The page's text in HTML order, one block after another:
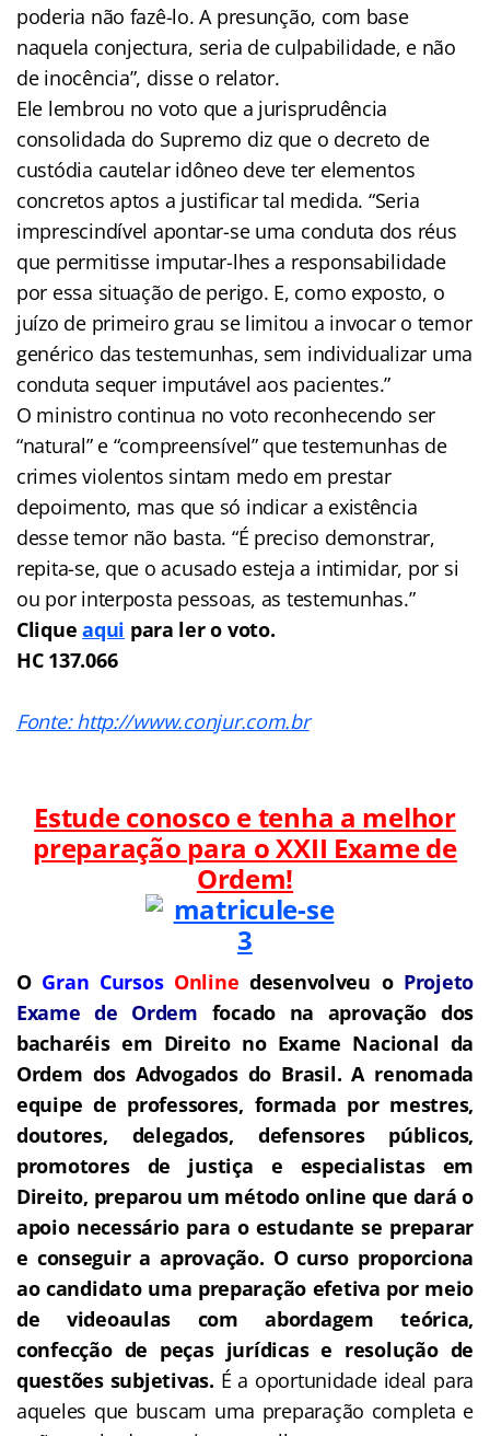
poderia não fazê-lo. A presunção, com base
naquela conjectura, seria de culpabilidade, e não
de inocência”, disse o relator.
Ele lembrou no voto que a jurisprudência
consolidada do Supremo diz que o decreto de
custódia cautelar idôneo deve ter elementos
concretos aptos a justificar tal medida. “Seria
imprescindível apontar-se uma conduta dos réus
que permitisse imputar-lhes a responsabilidade
por essa situação de perigo. E, como exposto, o
juízo de primeiro grau se limitou a invocar o temor
genérico das testemunhas, sem individualizar uma
conduta sequer imputável aos pacientes.”
O ministro continua no voto reconhecendo ser
“natural” e “compreensível” que testemunhas de
crimes violentos sintam medo em prestar
depoimento, mas que só indicar a existência
desse temor não basta. “É preciso demonstrar,
repita-se, que o acusado esteja a intimidar, por si
ou por interposta pessoas, as testemunhas.”
Cliqueaqui para ler o voto.
HC 137.066
Fonte: http://www.conjur.com.br
Estude conosco e tenha a melhor
preparação para oXXII Exame de
Ordem!
O Gran Cursos Online desenvolveu o Projeto
Exame de Ordem focado na aprovação dos
bacharéis em Direito no Exame Nacional da
Ordem dos Advogados do Brasil. A renomada
equipe de professores, formada por mestres,
doutores, delegados, defensores públicos,
promotores de justiça e especialistas em
Direito, preparou um método online que dará o
apoio necessário para o estudante se preparar
e conseguir a aprovação. O curso proporciona
ao candidato uma preparação efetiva por meio
de videoaulas com abordagem teórica,
confecção de peças jurídicas e resolução de
questões subjetivas. É a oportunidade ideal para
aqueles que buscam uma preparação completa e